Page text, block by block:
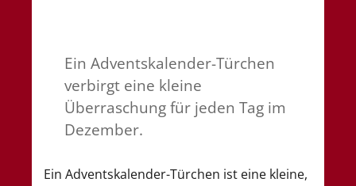
Ein Adventskalender-Türchen
verbirgt eine kleine
Überraschung für jeden Tag im
Dezember.
Ein Adventskalender-Türchen ist eine kleine,